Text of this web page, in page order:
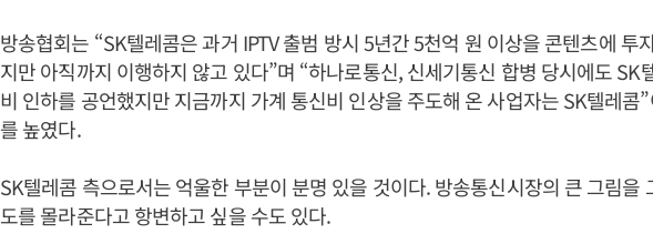
방송협회는 “SK텔레콤은 과거 IPTV 출범 방시 5년간 5천억 원 이상을 콘텐츠에 투
지만 아직까지 이행하지 않고 있다”며 “하나로통신, 신세기통신 합병 당시에도 SK
비 인하를 공언했지만 지금까지 가계 통신비 인상을 주도해 온 사업자는 SK텔레콤
를 높였다.
SK텔레콤 측으로서는 억울한 부분이 분명 있을 것이다. 방송통신시장의 큰 그림을
도를 몰라준다고 항변하고 싶을 수도 있다.